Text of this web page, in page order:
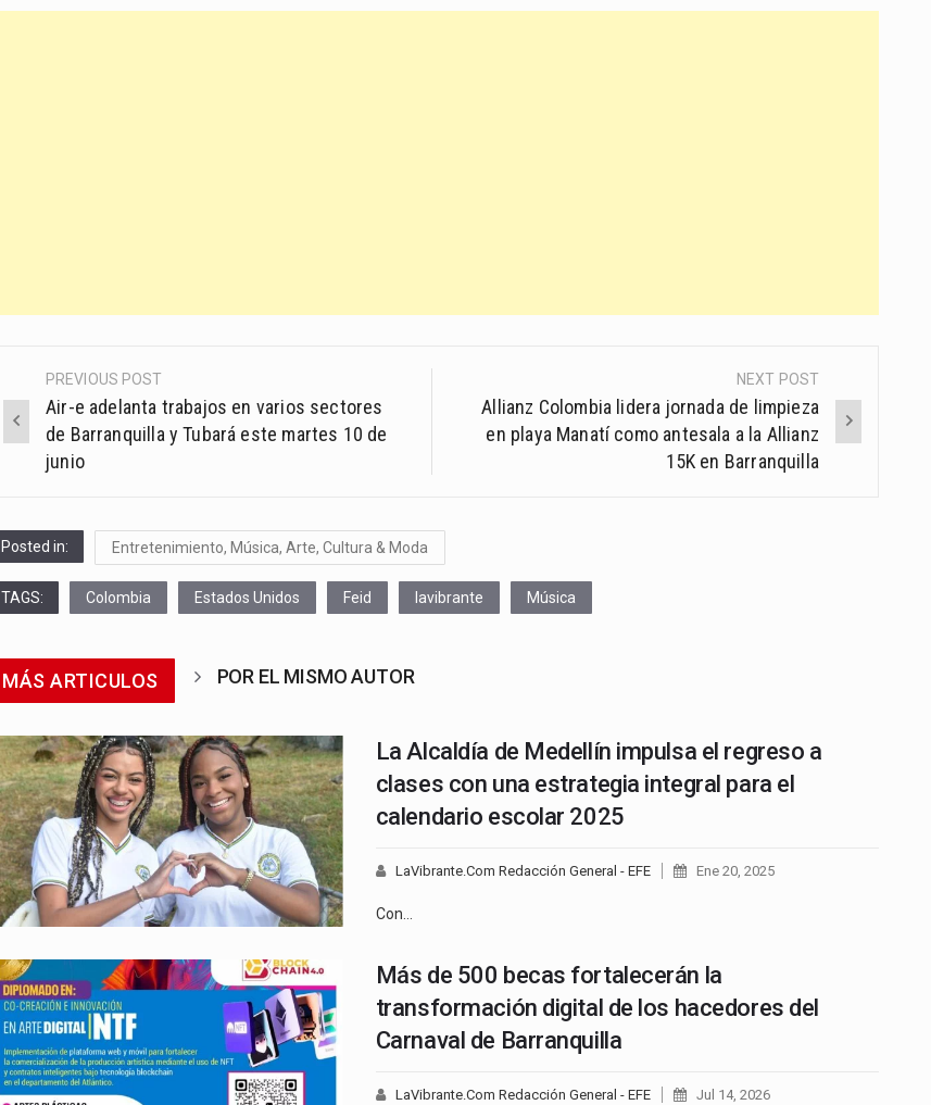
Post
navigation
PREVIOUS POST
Air-e adelanta trabajos en varios sectores
de Barranquilla y Tubará este martes 10 de
junio
NEXT POST
Allianz Colombia lidera jornada de limpieza
en playa Manatí como antesala a la Allianz
15K en Barranquilla
Posted in: Entretenimiento, Música, Arte, Cultura & Moda
TAGS: Colombia Estados Unidos Feid lavibrante Música
MÁS ARTICULOS POR EL MISMO AUTOR
La Alcaldía de Medellín impulsa el regreso a
clases con una estrategia integral para el
calendario escolar 2025
LaVibrante.Com Redacción General - EFE Ene 20, 2025
Con…
Más de 500 becas fortalecerán la
transformación digital de los hacedores del
Carnaval de Barranquilla
LaVibrante.Com Redacción General - EFE Jul 14, 2026